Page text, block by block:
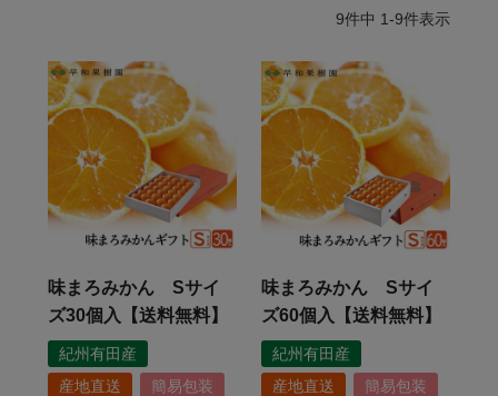
9件中 1-9件表示
味まろみかん Sサイ
ズ30個入【送料無料】
紀州有田産
産地直送
簡易包装
味まろみかん Sサイ
ズ60個入【送料無料】
紀州有田産
産地直送
簡易包装